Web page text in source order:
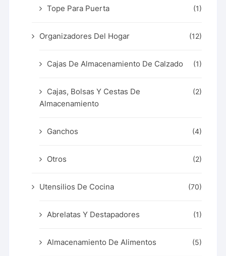
Tope Para Puerta (1)
Organizadores Del Hogar (12)
Cajas De Almacenamiento De Calzado (1)
Cajas, Bolsas Y Cestas De
Almacenamiento
(2)
Ganchos (4)
Otros (2)
Utensilios De Cocina (70)
Abrelatas Y Destapadores (1)
Almacenamiento De Alimentos (5)